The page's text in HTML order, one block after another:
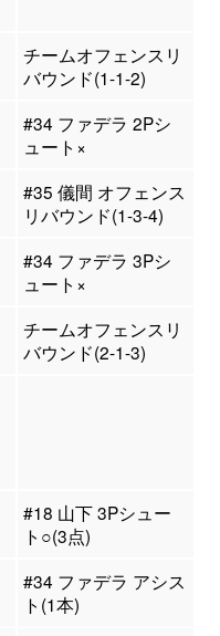
チームオフェンスリ
バウンド(1-1-2)
#34 ファデラ 2Pシ
ュート×
#35 儀間 オフェンス
リバウンド(1-3-4)
#34 ファデラ 3Pシ
ュート×
チームオフェンスリ
バウンド(2-1-3)
#18 山下 3Pシュー
ト○(3点)
#34 ファデラ アシス
ト(1本)